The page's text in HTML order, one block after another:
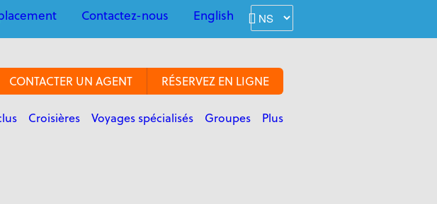
Contactez-nous English
CONTACTER UN AGENT RÉSERVEZ EN LIGNE
Croisières Voyages spécialisés Groupes Plus